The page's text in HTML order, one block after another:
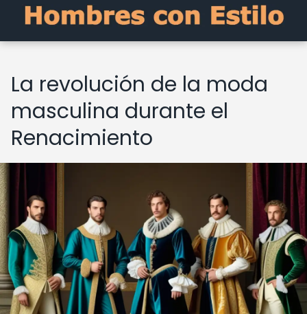
La revolución de la moda
masculina durante el
Renacimiento